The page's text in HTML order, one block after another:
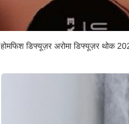
होमफिश डिफ्यूज़र अरोमा डिफ्यूज़र थोक